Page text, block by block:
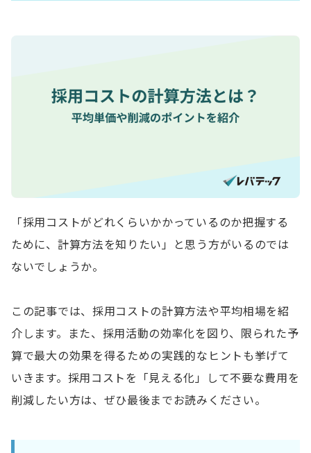
「採用コストがどれくらいかかっているのか把握する
ために、計算方法を知りたい」と思う方がいるのでは
ないでしょうか。
この記事では、採用コストの計算方法や平均相場を紹
介します。また、採用活動の効率化を図り、限られた予
算で最大の効果を得るための実践的なヒントも挙げて
いきます。採用コストを「見える化」して不要な費用を
削減したい方は、ぜひ最後までお読みください。